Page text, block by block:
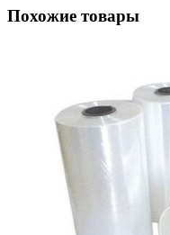
Похожие товары